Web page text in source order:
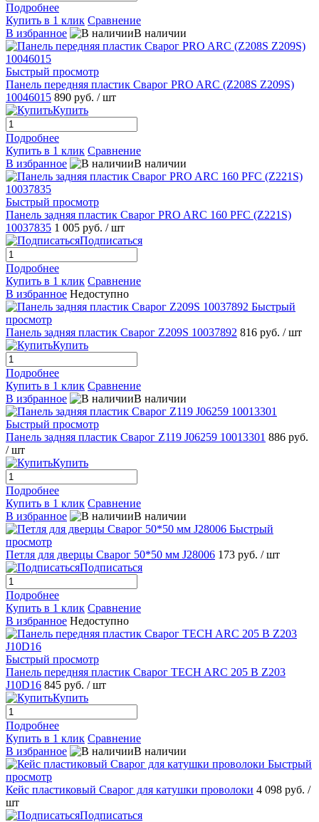
Подробнее
Купить в 1 клик Сравнение
В избранное
В наличии
Быстрый просмотр
Панель передняя пластик Сварог PRO ARC (Z208S Z209S)
10046015 890 руб. / шт
Купить
Подробнее
Купить в 1 клик Сравнение
В избранное
В наличии
Быстрый просмотр
Панель задняя пластик Сварог PRO ARC 160 PFC (Z221S)
10037835 1 005 руб. / шт
Подписаться
Подробнее
Купить в 1 клик Сравнение
В избранное Недоступно
Быстрый
просмотр
Панель задняя пластик Сварог Z209S 10037892 816 руб. / шт
Купить
Подробнее
Купить в 1 клик Сравнение
В избранное
В наличии
Быстрый просмотр
Панель задняя пластик Сварог Z119 J06259 10013301 886 руб.
/ шт
Купить
Подробнее
Купить в 1 клик Сравнение
В избранное
В наличии
Быстрый
просмотр
Петля для дверцы Сварог 50*50 мм J28006 173 руб. / шт
Подписаться
Подробнее
Купить в 1 клик Сравнение
В избранное Недоступно
Быстрый просмотр
Панель передняя пластик Сварог TECH ARC 205 B Z203
J10D16 845 руб. / шт
Купить
Подробнее
Купить в 1 клик Сравнение
В избранное
В наличии
Быстрый
просмотр
Кейс пластиковый Сварог для катушки проволоки 4 098 руб. /
шт
Подписаться